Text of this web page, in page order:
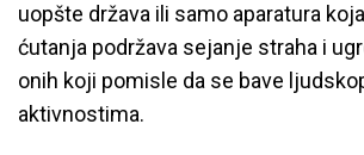
uopšte država ili samo aparatura
ćutanja podržava sejanje straha i
onih koji pomisle da se bave
aktivnostima.